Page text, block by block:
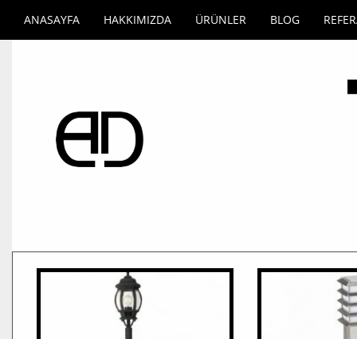
ANASAYFA HAKKIMIZDA ÜRÜNLER BLOG